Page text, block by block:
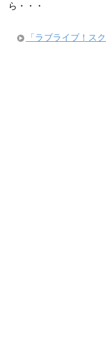
ら・・・
「ラブライブ！ス